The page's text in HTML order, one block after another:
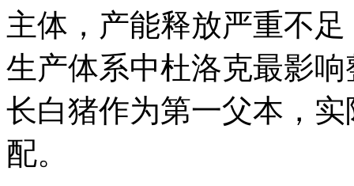
主体，产能释放严重不
生产体系中杜洛克最影
长白猪作为第一父本，
配。